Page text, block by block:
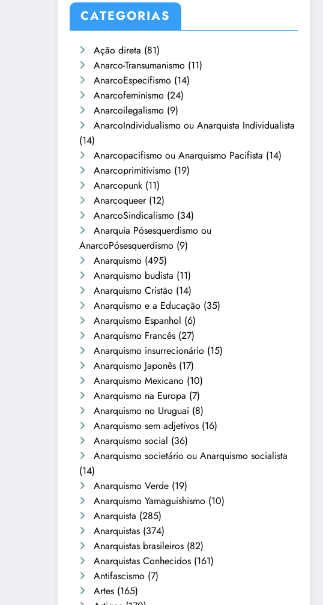
CATEGORIAS
Ação direta (81)
Anarco-Transumanismo (11)
AnarcoEspecifismo (14)
Anarcofeminismo (24)
Anarcoilegalismo (9)
AnarcoIndividualismo ou Anarquista Individualista
(14)
Anarcopacifismo ou Anarquismo Pacifista (14)
Anarcoprimitivismo (19)
Anarcopunk (11)
Anarcoqueer(12)
AnarcoSindicalismo (34)
Anarquia Pósesquerdismo ou
AnarcoPósesquerdismo (9)
Anarquismo (495)
Anarquismo budista (11)
Anarquismo Cristão (14)
Anarquismo e a Educação (35)
Anarquismo Espanhol (6)
Anarquismo Francês (27)
Anarquismo insurrecionário (15)
Anarquismo Japonês (17)
Anarquismo Mexicano (10)
Anarquismo na Europa (7)
Anarquismo no Uruguai (8)
Anarquismo sem adjetivos (16)
Anarquismo social (36)
Anarquismo societário ou Anarquismo socialista
(14)
Anarquismo Verde (19)
Anarquismo Yamaguishismo (10)
Anarquista (285)
Anarquistas (374)
Anarquistas brasileiros (82)
Anarquistas Conhecidos (161)
Antifascismo (7)
Artes (165)